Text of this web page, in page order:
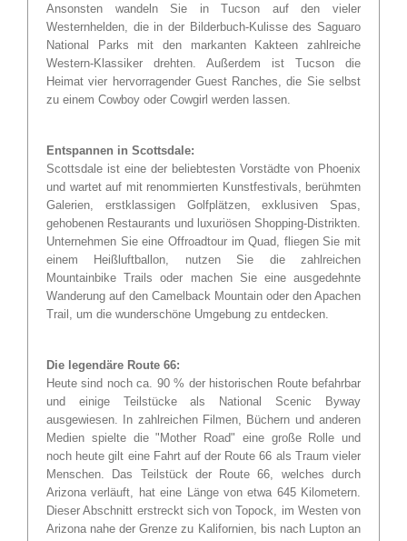
Ansonsten wandeln Sie in Tucson auf den vieler
Westernhelden, die in der Bilderbuch-Kulisse des Saguaro
National Parks mit den markanten Kakteen zahlreiche
Western-Klassiker drehten. Außerdem ist Tucson die
Heimat vier hervorragender Guest Ranches, die Sie selbst
zu einem Cowboy oder Cowgirl werden lassen.
Entspannen in Scottsdale:
Scottsdale ist eine der beliebtesten Vorstädte von Phoenix
und wartet auf mit renommierten Kunstfestivals, berühmten
Galerien, erstklassigen Golfplätzen, exklusiven Spas,
gehobenen Restaurants und luxuriösen Shopping-Distrikten.
Unternehmen Sie eine Offroadtour im Quad, fliegen Sie mit
einem Heißluftballon, nutzen Sie die zahlreichen
Mountainbike Trails oder machen Sie eine ausgedehnte
Wanderung auf den Camelback Mountain oder den Apachen
Trail, um die wunderschöne Umgebung zu entdecken.
Die legendäre Route 66:
Heute sind noch ca. 90 % der historischen Route befahrbar
und einige Teilstücke als National Scenic Byway
ausgewiesen. In zahlreichen Filmen, Büchern und anderen
Medien spielte die "Mother Road" eine große Rolle und
noch heute gilt eine Fahrt auf der Route 66 als Traum vieler
Menschen. Das Teilstück der Route 66, welches durch
Arizona verläuft, hat eine Länge von etwa 645 Kilometern.
Dieser Abschnitt erstreckt sich von Topock, im Westen von
Arizona nahe der Grenze zu Kalifornien, bis nach Lupton an